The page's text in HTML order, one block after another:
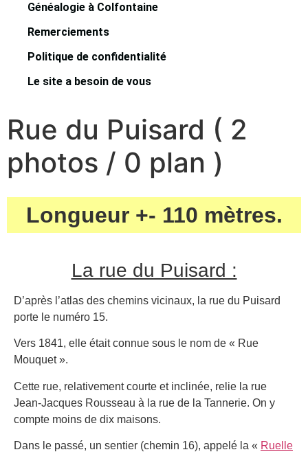
Généalogie à Colfontaine
Remerciements
Politique de confidentialité
Le site a besoin de vous
Rue du Puisard ( 2
photos / 0 plan )
Longueur +- 110 mètres.
La rue du Puisard :
D’après l’atlas des chemins vicinaux, la rue du Puisard
porte le numéro 15.
Vers 1841, elle était connue sous le nom de « Rue
Mouquet ».
Cette rue, relativement courte et inclinée, relie la rue
Jean-Jacques Rousseau à la rue de la Tannerie. On y
compte moins de dix maisons.
Dans le passé, un sentier (chemin 16), appelé la « Ruelle